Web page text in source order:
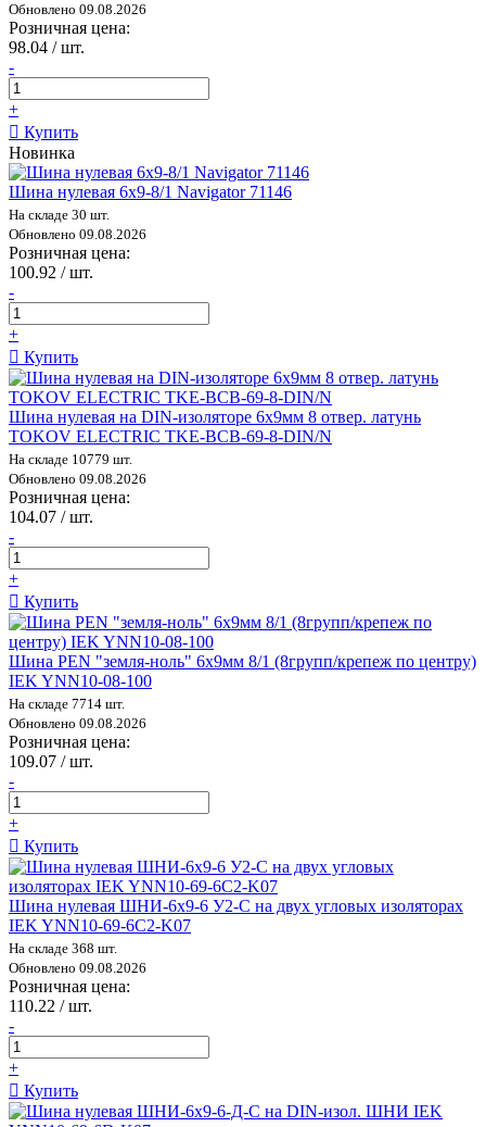
Обновлено 09.08.2026
Розничная цена:
98.04 / шт.
-
+
Купить
Новинка
Шина нулевая 6х9-8/1 Navigator 71146
На складе 30 шт.
Обновлено 09.08.2026
Розничная цена:
100.92 / шт.
-
+
Купить
Шина нулевая на DIN-изоляторе 6х9мм 8 отвер. латунь
TOKOV ELECTRIC TKE-BCB-69-8-DIN/N
На складе 10779 шт.
Обновлено 09.08.2026
Розничная цена:
104.07 / шт.
-
+
Купить
Шина PEN "земля-ноль" 6х9мм 8/1 (8групп/крепеж по центру)
IEK YNN10-08-100
На складе 7714 шт.
Обновлено 09.08.2026
Розничная цена:
109.07 / шт.
-
+
Купить
Шина нулевая ШНИ-6х9-6 У2-С на двух угловых изоляторах
IEK YNN10-69-6C2-K07
На складе 368 шт.
Обновлено 09.08.2026
Розничная цена:
110.22 / шт.
-
+
Купить